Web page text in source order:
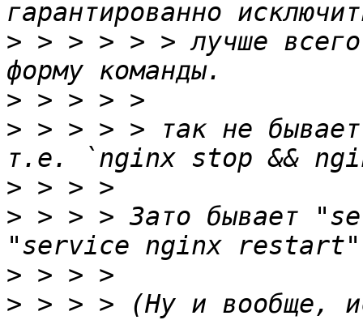
> > > > > > лучше
>
> > > > > так не
>
> > > > Зато бывает
>
> > > > (Ну и вообще,